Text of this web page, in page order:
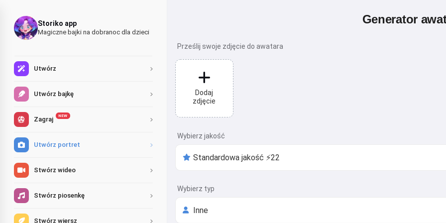
Storiko app
Magiczne bajki na dobranoc dla dzieci
Utwórz
Utwórz bajkę
Zagraj NEW
Utwórz portret
Stwórz wideo
Stwórz piosenkę
Stwórz wiersz
Generator
Prześlij swoje zdjęcie do awatara
Dodaj
zdjęcie
Wybierz jakość
Wybierz typ